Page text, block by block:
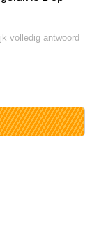
volledig antwoord